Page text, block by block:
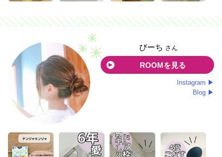
びーち さん
ROOMを見る
Instagram ▶
Blog ▶